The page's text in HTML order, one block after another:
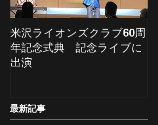
最新記事
米沢ライオンズクラブ60周
年記念式典 記念ライブに
出演